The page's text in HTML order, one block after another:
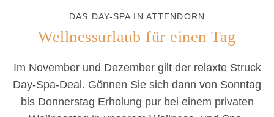
DAS DAY-SPA IN ATTENDORN
Wellnessurlaub für einen Tag
Im November und Dezember gilt der relaxte Struck
Day-Spa-Deal. Gönnen Sie sich dann von Sonntag
bis Donnerstag Erholung pur bei einem privaten